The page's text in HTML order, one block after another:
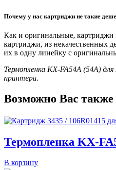
Почему у нас картриджи не такие
Как и оригинальные, картриджи
картриджи, из некачественных
их в одну линейку с
Термопленка KX-FA54A (54A)
принтера.
Возможно Вас также
Термопленка KX-
В корзину